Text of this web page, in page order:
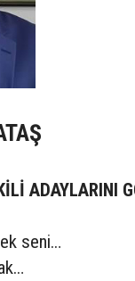
ADAYLARINI
seni…